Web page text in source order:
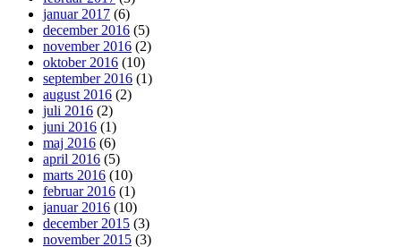
januar 2017 (6)
december 2016 (5)
november 2016 (2)
oktober 2016 (10)
september 2016 (1)
august 2016 (2)
juli 2016 (2)
juni 2016 (1)
maj 2016 (6)
april 2016 (5)
marts 2016 (10)
februar 2016 (1)
januar 2016 (10)
december 2015 (3)
november 2015 (3)